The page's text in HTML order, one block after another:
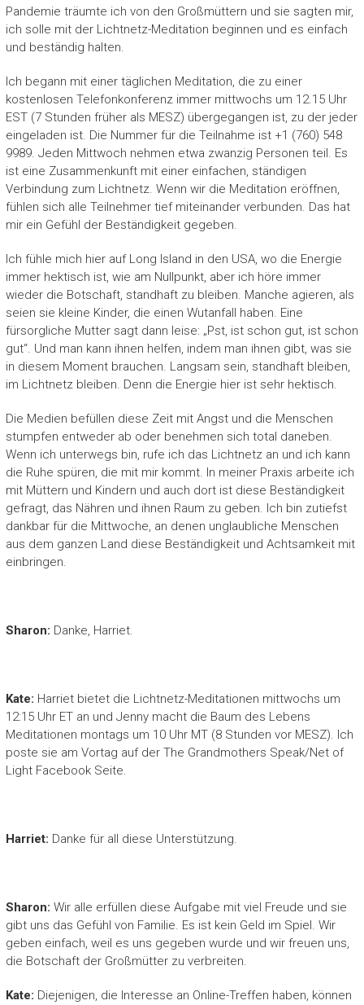
Pandemie träumte ich von den Großmüttern und sie sagten mir,
ich solle mit der Lichtnetz-Meditation beginnen und es einfach
und beständig halten.
Ich begann mit einer täglichen Meditation, die zu einer
kostenlosen Telefonkonferenz immer mittwochs um 12.15 Uhr
EST (7 Stunden früher als MESZ) übergegangen ist, zu der jeder
eingeladen ist. Die Nummer für die Teilnahme ist +1 (760) 548
9989. Jeden Mittwoch nehmen etwa zwanzig Personen teil. Es
ist eine Zusammenkunft mit einer einfachen, ständigen
Verbindung zum Lichtnetz. Wenn wir die Meditation eröffnen,
fühlen sich alle Teilnehmer tief miteinander verbunden. Das hat
mir ein Gefühl der Beständigkeit gegeben.
Ich fühle mich hier auf Long Island in den USA, wo die Energie
immer hektisch ist, wie am Nullpunkt, aber ich höre immer
wieder die Botschaft, standhaft zu bleiben. Manche agieren, als
seien sie kleine Kinder, die einen Wutanfall haben. Eine
fürsorgliche Mutter sagt dann leise: „Pst, ist schon gut, ist schon
gut“. Und man kann ihnen helfen, indem man ihnen gibt, was sie
in diesem Moment brauchen. Langsam sein, standhaft bleiben,
im Lichtnetz bleiben. Denn die Energie hier ist sehr hektisch.
Die Medien befüllen diese Zeit mit Angst und die Menschen
stumpfen entweder ab oder benehmen sich total daneben.
Wenn ich unterwegs bin, rufe ich das Lichtnetz an und ich kann
die Ruhe spüren, die mit mir kommt. In meiner Praxis arbeite ich
mit Müttern und Kindern und auch dort ist diese Beständigkeit
gefragt, das Nähren und ihnen Raum zu geben. Ich bin zutiefst
dankbar für die Mittwoche, an denen unglaubliche Menschen
aus dem ganzen Land diese Beständigkeit und Achtsamkeit mit
einbringen.
Sharon: Danke, Harriet.
Kate: Harriet bietet die Lichtnetz-Meditationen mittwochs um
12:15 Uhr ET an und Jenny macht die Baum des Lebens
Meditationen montags um 10 Uhr MT (8 Stunden vor MESZ). Ich
poste sie am Vortag auf der The Grandmothers Speak/Net of
Light Facebook Seite.
Harriet: Danke für all diese Unterstützung.
Sharon: Wir alle erfüllen diese Aufgabe mit viel Freude und sie
gibt uns das Gefühl von Familie. Es ist kein Geld im Spiel. Wir
geben einfach, weil es uns gegeben wurde und wir freuen uns,
die Botschaft der Großmütter zu verbreiten.
Kate: Diejenigen, die Interesse an Online-Treffen haben, können